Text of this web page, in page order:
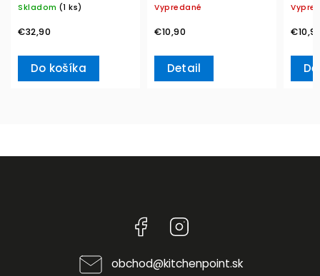
Boch
Skladom (1 ks)
€32,90
Do košíka
Vypredané
€10,90
Detail
Facebook
obchod@kitchenpoint.sk